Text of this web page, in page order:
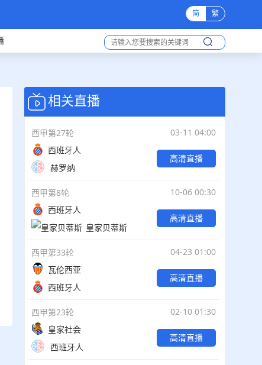
简 繁
相关直播
西甲第27轮
03-11 04:00
西班牙人
赫罗纳
高清直播
西甲第8轮
10-06 00:30
西班牙人
皇家贝蒂斯
高清直播
西甲第33轮
04-23 01:00
瓦伦西亚
西班牙人
高清直播
西甲第23轮
02-10 01:30
皇家社会
西班牙人
高清直播